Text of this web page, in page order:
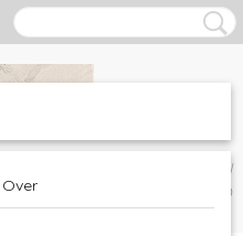
UW WINKELWAGEN
(0)
Over